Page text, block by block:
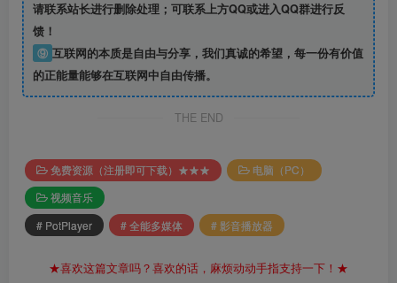
请联系站长进行删除处理；可联系上方QQ或进入QQ群进行反
馈！
⑨ 互联网的本质是自由与分享，我们真诚的希望，每一份有价值
的正能量能够在互联网中自由传播。
THE END
免费资源（注册即可下载）★★★
电脑（PC）
视频音乐
# PotPlayer
# 全能多媒体 # 影音播放器
★喜欢这篇文章吗？喜欢的话，麻烦动动手指支持一下！★